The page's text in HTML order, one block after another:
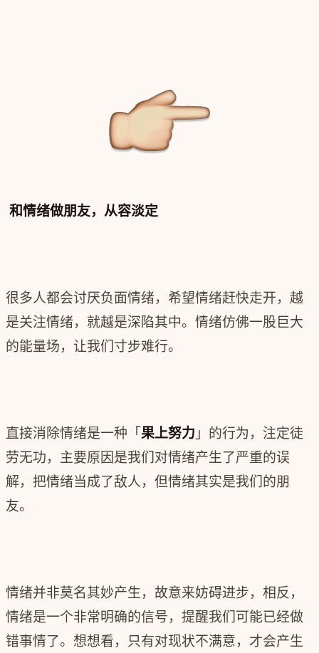
和情绪做朋友，从容淡定
很多人都会讨厌负面情绪，希望情绪赶快走开，越
是关注情绪，就越是深陷其中。情绪仿佛一股巨大
的能量场，让我们寸步难行。
直接消除情绪是一种「 果上努力 」的行为，注定徒
劳无功，主要原因是我们对情绪产生了严重的误
解，把情绪当成了敌人，但情绪其实是我们的朋
友。
情绪并非莫名其妙产生，故意来妨碍进步，相反，
情绪是一个非常明确的信号，提醒我们可能已经做
错事情了。想想看，只有对现状不满意，才会产生